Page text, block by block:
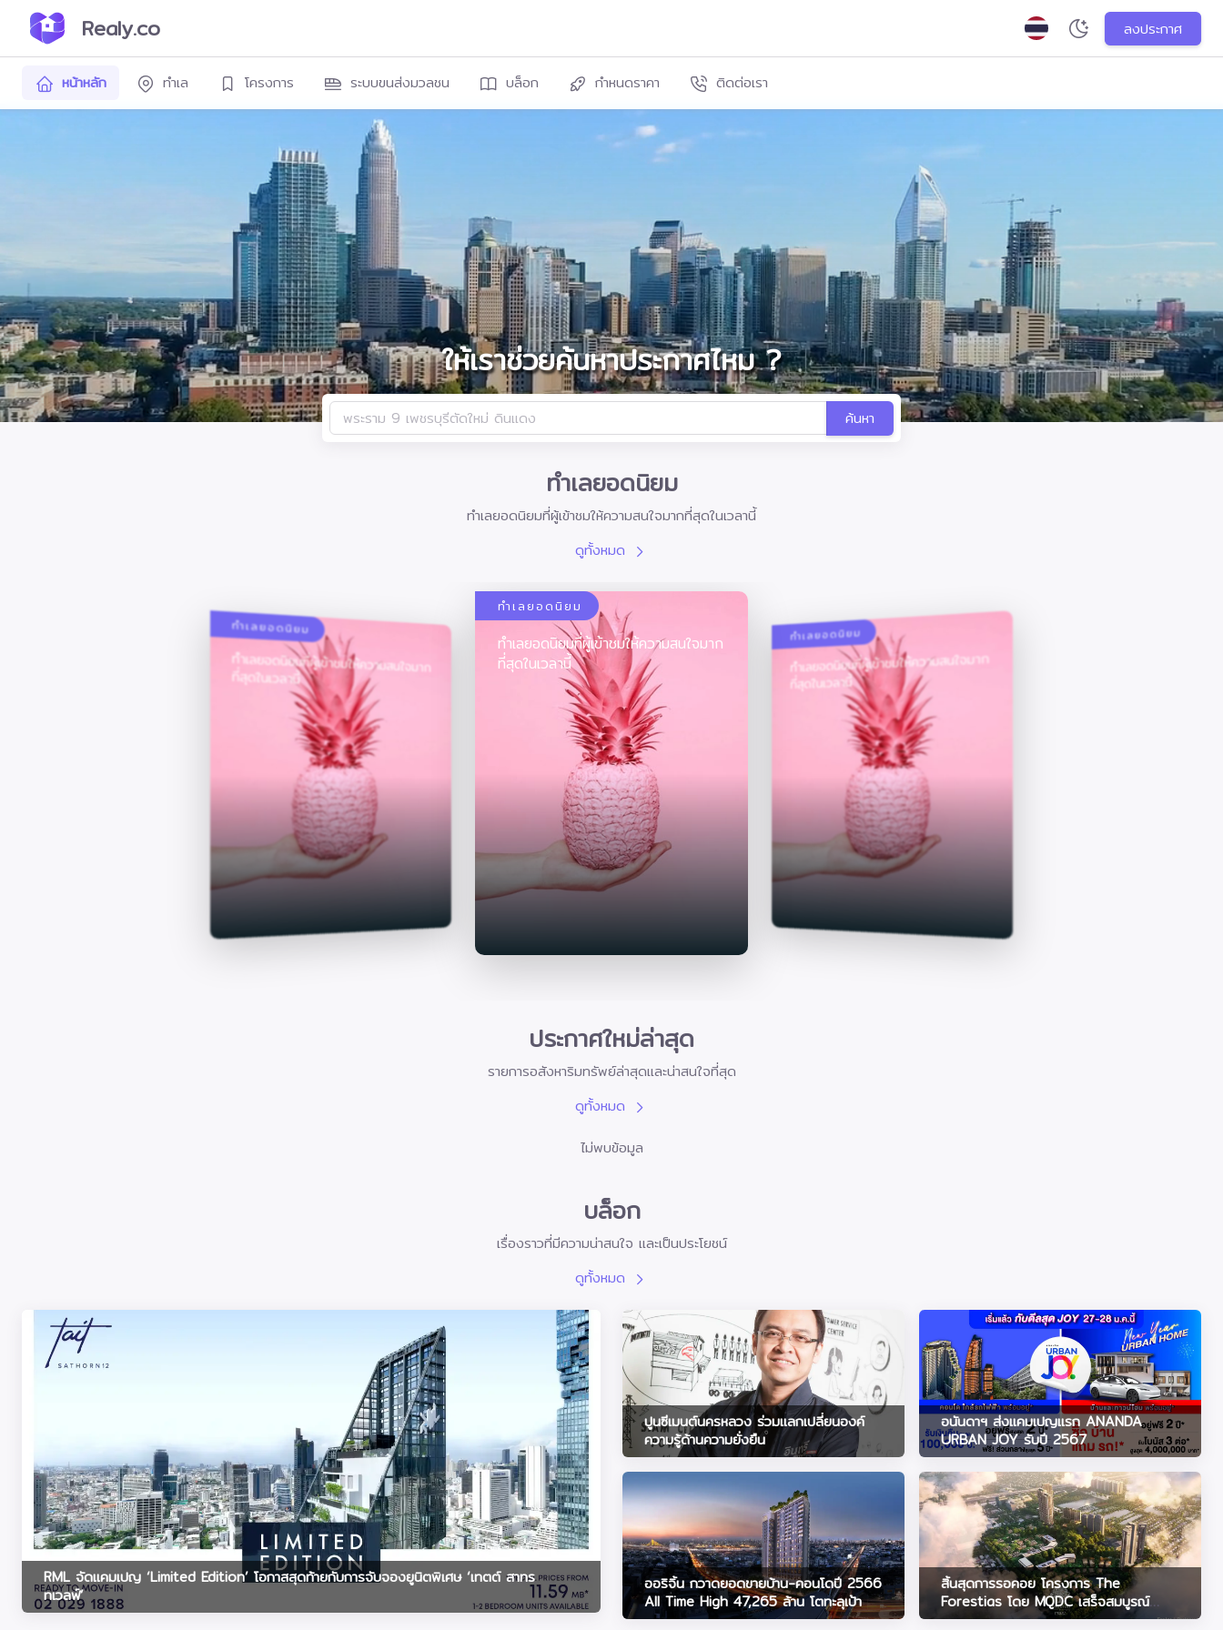
Realy.co ลงประกาศ
หน้าหลัก ทำเล โครงการ ระบบขนส่งมวลชน บล็อก กำหนดราคา ติดต่อเรา
ให้เราช่วยค้นหาประกาศไหม ?
ค้นหา
ทำเลยอดนิยม
ทำเลยอดนิยมที่ผู้เข้าชมให้ความสนใจมากที่สุดในเวลานี้
ดูทั้งหมด
ทำเลยอดนิยม
ทำเลยอดนิยมที่ผู้เข้าชมให้ความสนใจมาก
ที่สุดในเวลานี้
ทำเลยอดนิยม
ทำเลยอดนิยมที่ผู้เข้าชมให้ความสนใจมาก
ที่สุดในเวลานี้
ทำเลยอดนิยม
ทำเลยอดนิยมที่ผู้เข้าชมให้ความสนใจมาก
ที่สุดในเวลานี้
ประกาศใหม่ล่าสุด
รายการอสังหาริมทรัพย์ล่าสุดและน่าสนใจที่สุด
ดูทั้งหมด
ไม่พบข้อมูล
บล็อก
เรื่องราวที่มีความน่าสนใจ และเป็นประโยชน์
ดูทั้งหมด
RML จัดแคมเปญ ‘Limited Edition’ โอกาสสุดท้ายกับการจับจองยูนิตพิเศษ ‘เทตต์ สาทร
ทเวลฟ์’
ปูนซีเมนต์นครหลวง ร่วมแลกเปลี่ยนองค์
ความรู้ด้านความยั่งยืน
อนันดาฯ ส่งแคมเปญแรก ANANDA
URBAN JOY รับปี 2567
ออริจิ้น กวาดยอดขายบ้าน-คอนโดปี 2566
All Time High 47,265 ล้าน โตทะลุเป้า
สิ้นสุดการรอคอย โครงการ The
Forestias โดย MQDC เสร็จสมบูรณ์
พร้อมโอนและเข้าอยู่อาศัยในปี 2567